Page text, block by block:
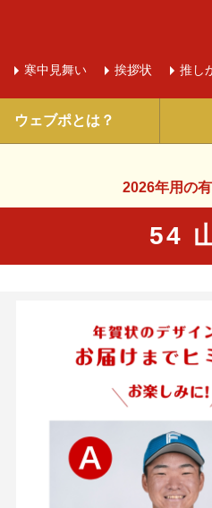
寒中 見舞い 挨拶状 推し
ウェブポとは？
2026年用の
54